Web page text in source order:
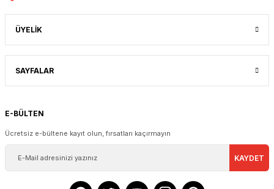
ÜYELİK
SAYFALAR
E-BÜLTEN
Ücretsiz e-bültene kayıt olun, fırsatları kaçırmayın
KAYDET